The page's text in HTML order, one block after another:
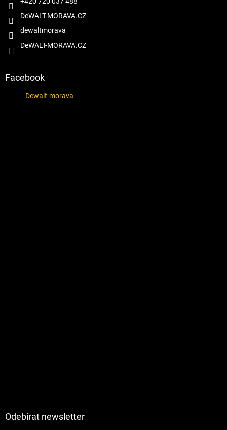
DeWALT-MORAVA.CZ
dewaltmorava
DeWALT-MORAVA.CZ
Facebook
Dewalt-morava
Odebírat newsletter